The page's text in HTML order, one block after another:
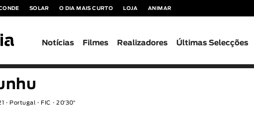
SOLAR O DIA MAIS CURTO LOJA ANIMAR
Notícias Filmes Realizadores Últimas Selecções
Portugal FIC 20′30″